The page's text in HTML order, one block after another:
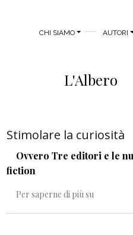
MAIN MENU
CHI SIAMO AUTORI
L'Albero
Stimolare la curiosità
Ovvero Tre editori e le
fiction
Per saperne di più suStimolare